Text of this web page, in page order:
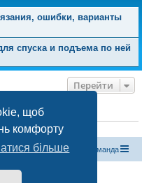
щоб
комфорту
більше
ошибки, варианты
спуска и подъема по ней
Перейти
ШІ]і 0 гостей
«Рюкзак» Команда
© phpBB Limited